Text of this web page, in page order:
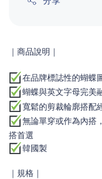
｜商品說明｜
在品牌標誌性的蝴蝶
蝴蝶與英文字母完美
寬鬆的剪裁輪廓搭配
無論單穿或作為內搭
搭首選
韓國製
｜規格｜